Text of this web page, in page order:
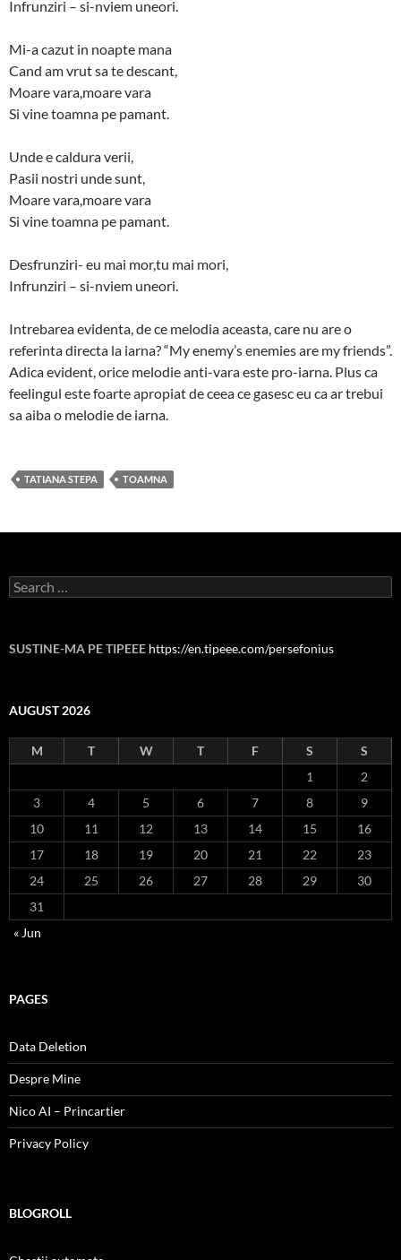
Infrunziri – si-nviem uneori.
Mi-a cazut in noapte mana
Cand am vrut sa te descant,
Moare vara,moare vara
Si vine toamna pe pamant.
Unde e caldura verii,
Pasii nostri unde sunt,
Moare vara,moare vara
Si vine toamna pe pamant.
Desfrunziri- eu mai mor,tu mai mori,
Infrunziri – si-nviem uneori.
Intrebarea evidenta, de ce melodia aceasta, care nu are o
referinta directa la iarna? “My enemy’s enemies are my friends”.
Adica evident, orice melodie anti-vara este pro-iarna. Plus ca
feelingul este foarte apropiat de ceea ce gasesc eu ca ar trebui
sa aiba o melodie de iarna.
TATIANA STEPA TOAMNA
Search
for:
SUSTINE-MA PE TIPEEE https://en.tipeee.com/persefonius
AUGUST 2026
M T W T F S
S
1
2
3
4 5 6 7 8
9
10
11 12 13 14 15
16
17
18 19 20 21 22
23
24
25 26 27 28 29
30
31
« Jun
PAGES
Data Deletion
Despre Mine
Nico AI – Princartier
Privacy Policy
BLOGROLL